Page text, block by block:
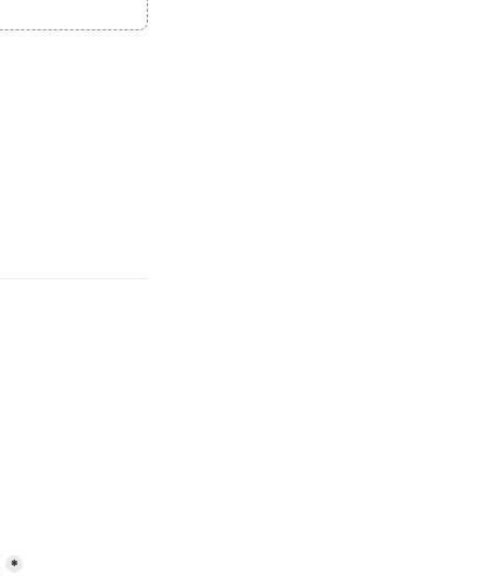
*